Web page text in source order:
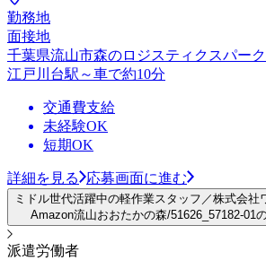
勤務地
面接地
千葉県流山市森のロジスティクスパーク
江戸川台駅～車で約10分
交通費支給
未経験OK
短期OK
詳細を見る 応募画面に進む
ミドル世代活躍中の軽作業スタッフ／株式会社
Amazon流山おおたかの森/51626_57182-01
派遣労働者